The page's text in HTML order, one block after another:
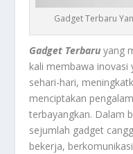
Gadget Terbaru
Gadget Terbaru yang
kali membawa inovasi
sehari-hari,
menciptakan
terbayangkan. Dalam
sejumlah gadget
bekerja,